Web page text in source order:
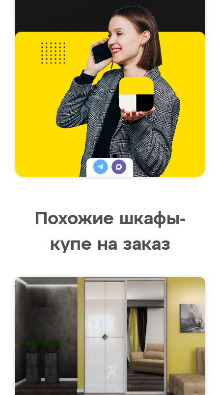
Похожие шкафы-
купе на заказ